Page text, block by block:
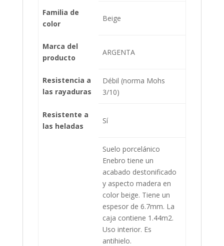
Familia de
color
Beige
Marca del
producto
ARGENTA
Resistencia a
las rayaduras
Débil (norma Mohs
3/10)
Resistente a
las heladas
Sí
Suelo porcelánico
Enebro tiene un
acabado destonificado
y aspecto madera en
color beige. Tiene un
espesor de 6.7mm. La
caja contiene 1.44m2.
Uso interior. Es
antihielo.